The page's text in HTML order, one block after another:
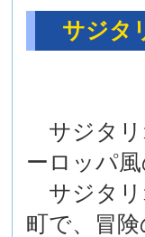
サジタ
サジタリ
ーロッパ
サジタリ
町で、冒